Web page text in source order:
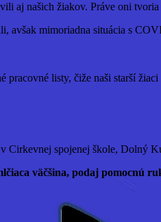
aj našich žiakov. Práve oni
mimoriadna situácia s
listy, čiže naši starší
v Cirkevnej spojenej škole, Dolný
väčšina, podaj pomocnú